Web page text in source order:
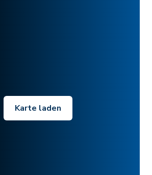
Karte laden